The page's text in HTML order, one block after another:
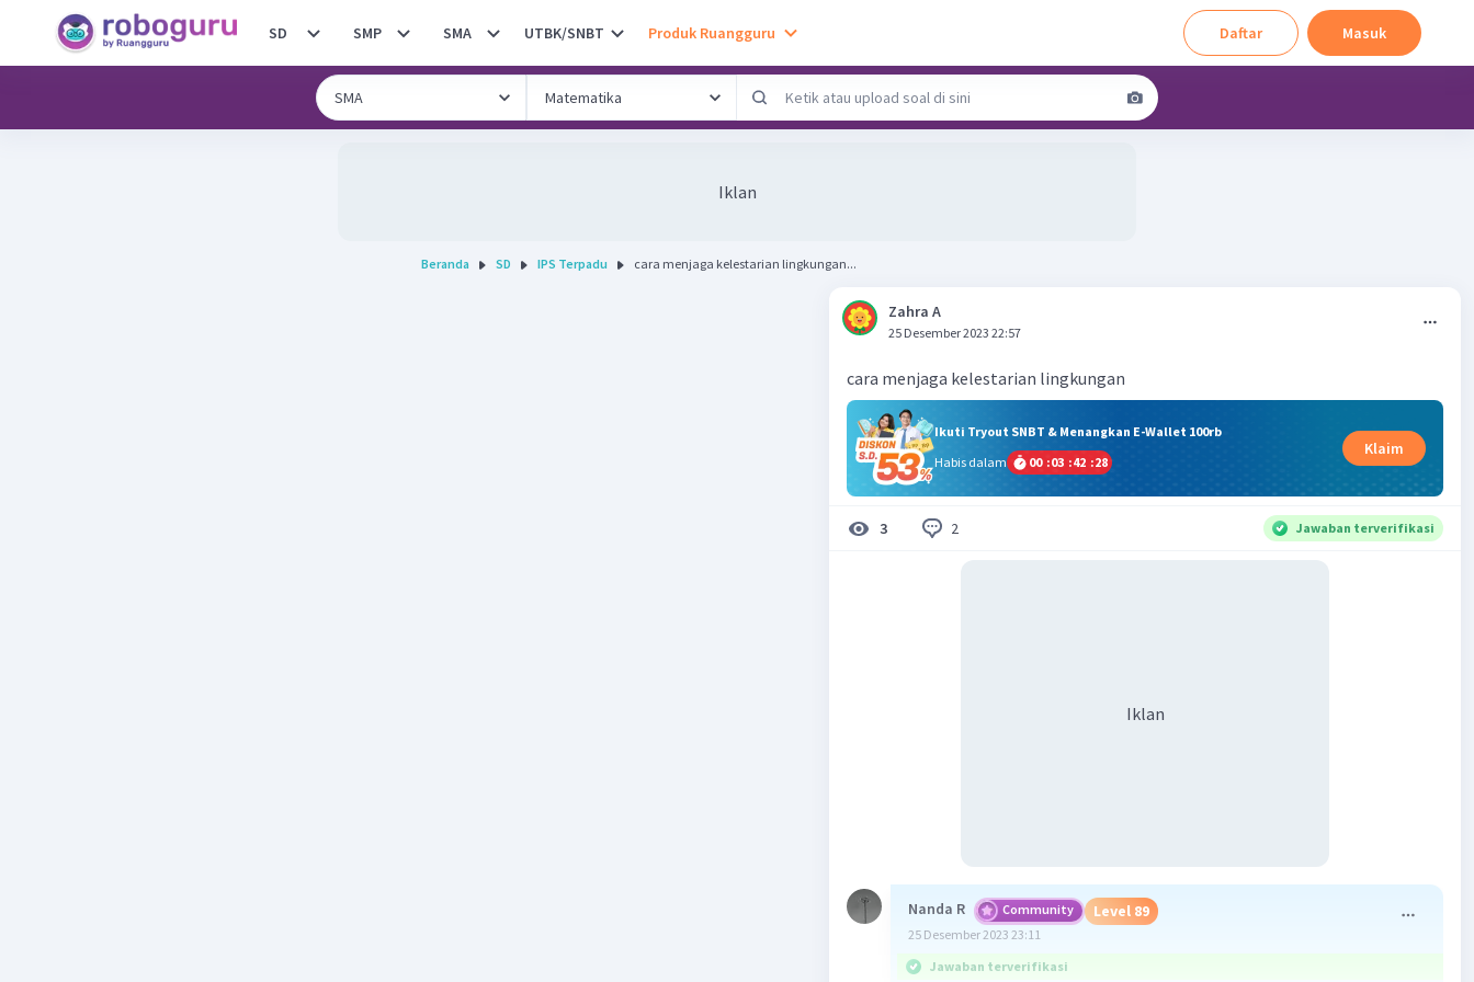
SD SMP SMA UTBK/SNBT Produk Ruangguru Daftar Masuk
Iklan
Beranda SD IPS Terpadu cara menjaga kelestarian lingkungan...
Zahra A
25 Desember 2023 22:57
cara menjaga kelestarian lingkungan
Ikuti Tryout SNBT & Menangkan E-Wallet 100rb
Habis dalam
00 :03 :42 :27
Klaim
3 2 Jawaban terverifikasi
Iklan
Nanda R Community Level 89
25 Desember 2023 23:11
Jawaban terverifikasi